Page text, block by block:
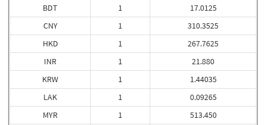
BDT
CNY
HKD
INR
KRW
LAK
MYR
1
1
1
1
1
1
1
17.0125
310.3525
267.7625
21.880
1.44035
0.09265
513.450